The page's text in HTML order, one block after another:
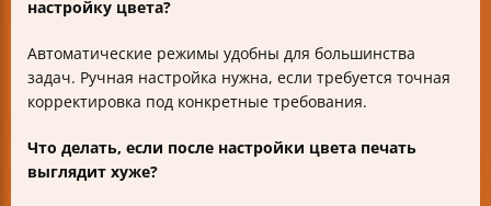
настройку цвета?
Автоматические режимы удобны для большинства
задач. Ручная настройка нужна, если требуется точная
корректировка под конкретные требования.
Что делать, если после настройки цвета печать
выглядит хуже?